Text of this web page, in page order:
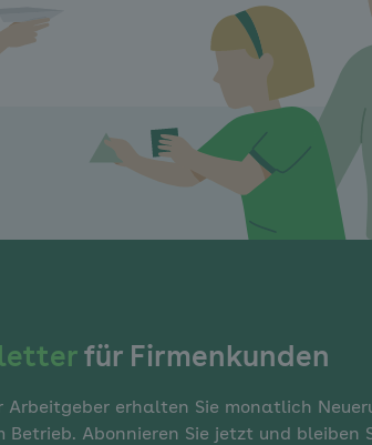
für Firmenkunden
erhalten Sie monatlich
Betrieb. Abonnieren Sie jetzt und bleiben